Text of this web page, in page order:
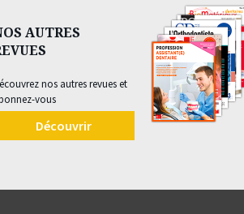
AUTRES
nos autres revues et
vous
Découvrir